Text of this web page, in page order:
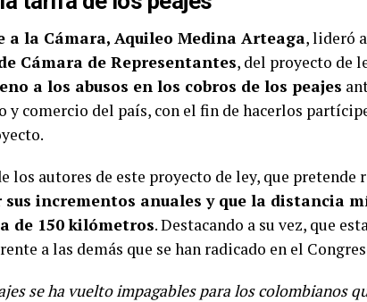
a la Cámara, Aquileo Medina Arteaga, lideró
Cámara de Representantes, del proyecto de
a los abusos en los cobros de los peajes
y comercio del país, con el fin de hacerlos
los autores de este proyecto de ley, que pretende
incrementos anuales y que la distancia
de 150 kilómetros. Destacando a su vez, que
a las demás que se han radicado en el
se ha vuelto impagables para los colombianos